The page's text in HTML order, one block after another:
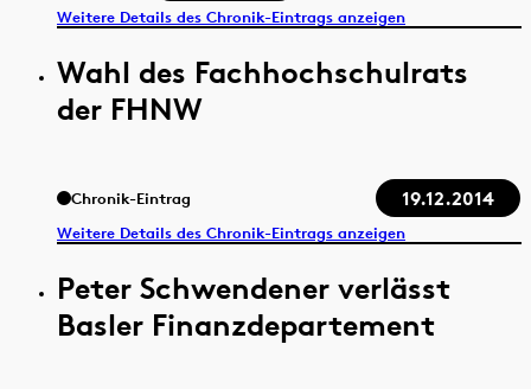
Weitere Details des Chronik-Eintrags anzeigen
Wahl des Fachhochschulrats
der FHNW
Chronik-Eintrag 19.12.2014
Weitere Details des Chronik-Eintrags anzeigen
Peter Schwendener verlässt
Basler Finanzdepartement